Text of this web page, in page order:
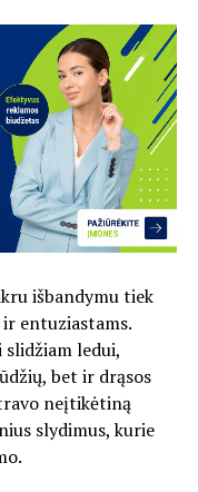
išbandymu tiek
entuziastams.
ledui,
bet ir drąsos
neįtikėtiną
slydimus, kurie